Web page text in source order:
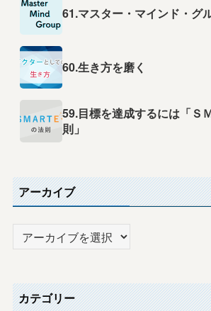
61.マスター・マインド・グ
60.生き方を磨く
59.目標を達成するには「Ｓ
則」
アーカイブ
カテゴリー